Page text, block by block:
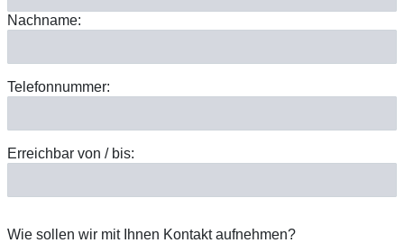
Nachname:
Telefonnummer:
Erreichbar von / bis:
Wie sollen wir mit Ihnen Kontakt aufnehmen?